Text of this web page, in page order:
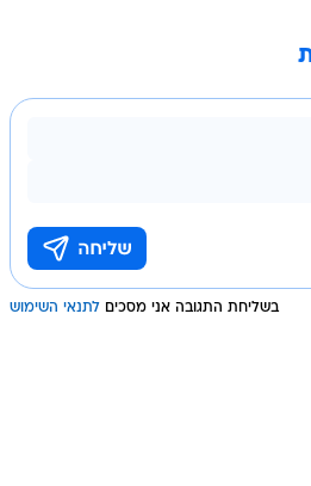
בשליחת התגובה אני מסכים לתנאי השימוש